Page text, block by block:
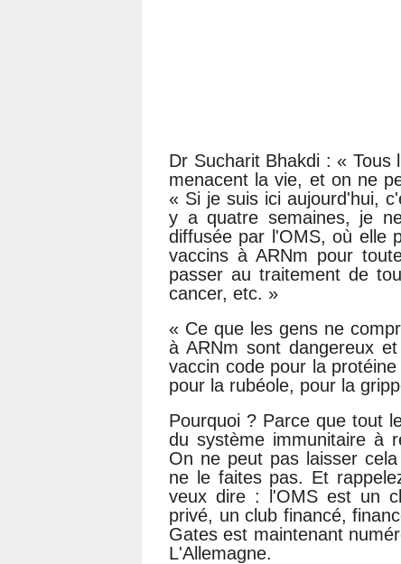
Dr Sucharit Bhakdi : « Tous
menacent la vie, et on ne
« Si je suis ici aujourd'hui,
y a quatre semaines, je
diffusée par l'OMS, où elle
vaccins à ARNm pour
passer au traitement de
cancer, etc. »
« Ce que les gens ne
à ARNm sont dangereux
vaccin code pour la
pour la rubéole, pour la
Pourquoi ? Parce que tout
du système immunitaire à
On ne peut pas laisser
ne le faites pas. Et
veux dire : l'OMS est un
privé, un club financé,
Gates est maintenant
L'Allemagne.